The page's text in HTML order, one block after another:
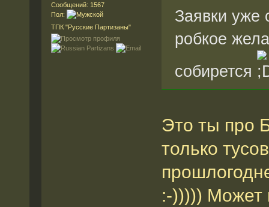
Сообщений: 1567
Пол:
ТПК "Русские Партизаны"
Заявки уже
робкое
собирется
Это ты про
только
:-))))) Может